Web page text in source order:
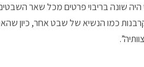
שונה בריבוי פרטים מכל שאר
כמו הנשיא של שבט אחר, כיון